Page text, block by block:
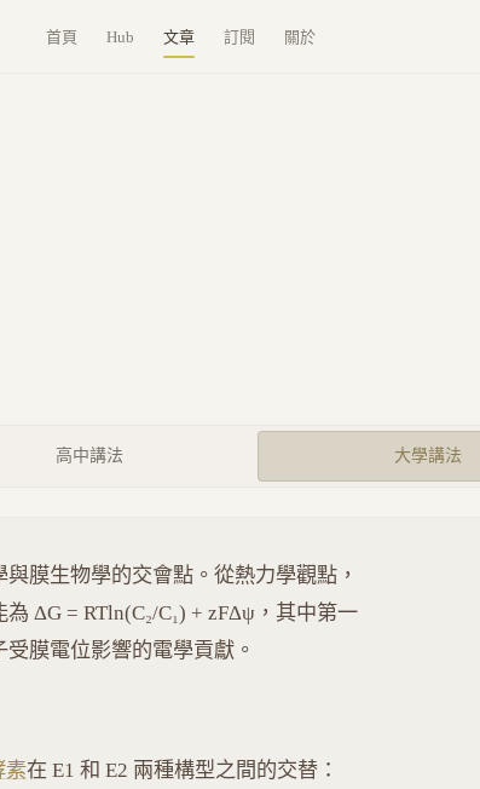
首頁 Hub 文章 訂閱 關於
高中講法 大學講法
膜生物學的交會點。從熱力學觀點，
ΔG = RTln(C₂/C₁) + zFΔψ，其中第一
膜電位影響的電學貢獻。
素在 E1 和 E2 兩種構型之間的交替：